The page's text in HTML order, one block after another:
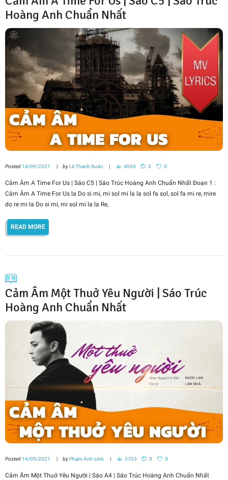
Hoàng Anh Chuẩn Nhất
Posted 14/09/2021 byLê Thanh Xuân 4004 0 0
Cảm Âm A Time For Us | Sáo C5 | Sáo Trúc Hoàng Anh Chuẩn Nhất Đoạn 1 :
Cảm Âm A Time For Us la Do si mi, mi sol mi la la sol fa sol, sol fa mi re, mire
do re mi la Do si mi, mi sol mi la la Re,
READ MORE
Cảm Âm Một Thuở Yêu Người | Sáo Trúc
Hoàng Anh Chuẩn Nhất
Posted 14/09/2021 byPhạm Ánh Linh 3703 0 0
Cảm Âm Một Thuở Yêu Người | Sáo A4 | Sáo Trúc Hoàng Anh Chuẩn Nhất